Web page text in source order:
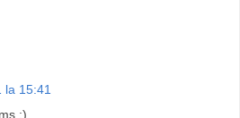
la 15:41
:)